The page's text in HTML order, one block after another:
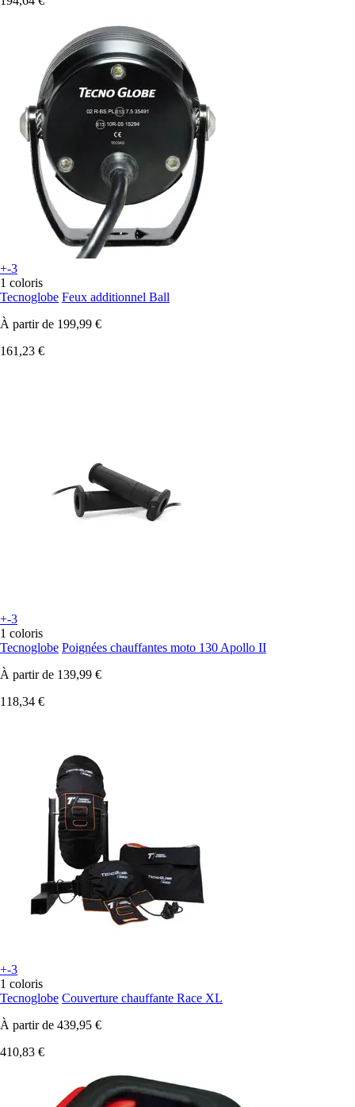
+-3
1 coloris
Tecnoglobe Feux additionnel Ball
À partir de 199,99 €
161,23 €
+-3
1 coloris
Tecnoglobe Poignées chauffantes moto 130 Apollo II
À partir de 139,99 €
118,34 €
+-3
1 coloris
Tecnoglobe Couverture chauffante Race XL
À partir de 439,95 €
410,83 €